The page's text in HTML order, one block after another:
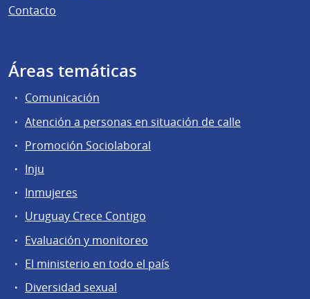
Contacto
Áreas temáticas
Comunicación
Atención a personas en situación de calle
Promoción Sociolaboral
Inju
Inmujeres
Uruguay Crece Contigo
Evaluación y monitoreo
El ministerio en todo el país
Diversidad sexual